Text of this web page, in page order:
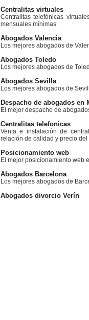
Centralitas virtuales
Centralitas telefónicas
mensuales mínimas.
Abogados Valencia
Los mejores abogados de
Abogados Toledo
Los mejores abogados de
Abogados Sevilla
Los mejores abogados de
Despacho de abogados en
El mejor despacho de
Centralitas telefonicas
Venta e instalación de
relación de calidad y precio del
Posicionamiento web
El mejor posicionamiento web
Abogados Barcelona
Los mejores abogados de
Abogados divorcio Verín